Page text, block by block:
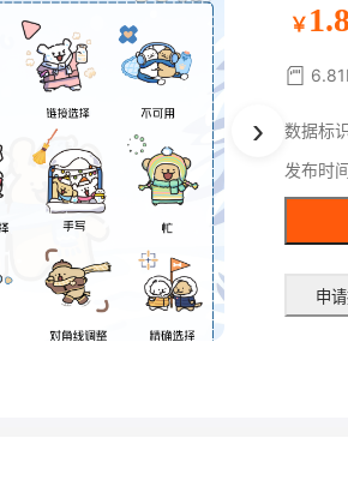
›
￥
数据标
发布时
申